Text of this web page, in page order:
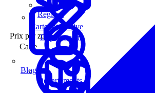
Carte interactive
Prix par zoneDépartements
Carte
Régions
Départements
Blog